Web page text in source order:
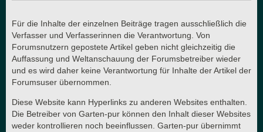
Für die Inhalte der einzelnen Beiträge tragen ausschließlich die
Verfasser und Verfasserinnen die Verantwortung. Von
Forumsnutzern gepostete Artikel geben nicht gleichzeitig die
Auffassung und Weltanschauung der Forumsbetreiber wieder
und es wird daher keine Verantwortung für Inhalte der Artikel der
Forumsuser übernommen.
Diese Website kann Hyperlinks zu anderen Websites enthalten.
Die Betreiber von Garten-pur können den Inhalt dieser Websites
weder kontrollieren noch beeinflussen. Garten-pur übernimmt